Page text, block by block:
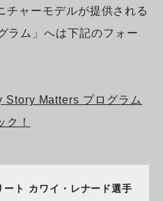
チャーモデルが提供される
ラム」へは下記のフォー
Story Matters プログラム
！
ト カワイ・レナード選手